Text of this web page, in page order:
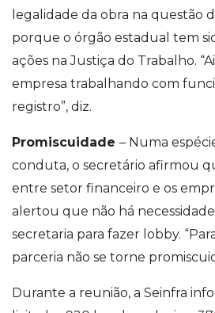
legalidade da obra na questão
porque o órgão estadual tem
ações na Justiça do Trabalho.
empresa trabalhando com
registro”, diz.
Promiscuidade – Numa
conduta, o secretário afirmou
entre setor financeiro e os
alertou que não há
secretaria para fazer lobby.
parceria não se torne
Durante a reunião, a Seinfra